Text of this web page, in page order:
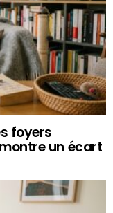
foyers
un écart